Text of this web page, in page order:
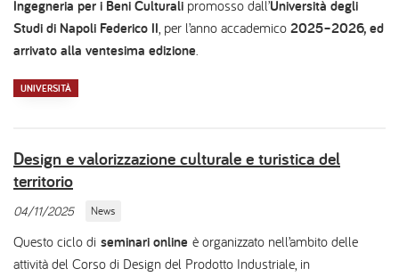
Ingegneria per i Beni Culturali promosso dall’Università degli
Studi di Napoli Federico II, per l’anno accademico 2025–2026, ed
arrivato alla ventesima edizione.
UNIVERSITÀ
Design e valorizzazione culturale e turistica del
territorio
04/11/2025 News
Questo ciclo di seminari online è organizzato nell’ambito delle
attività del Corso di Design del Prodotto Industriale, in